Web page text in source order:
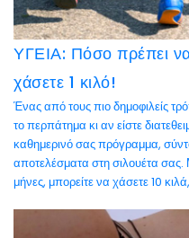
ΥΓΕΙΑ: Πόσο πρέπει
χάσετε 1 κιλό!
Ένας από τους πιο δημοφιλείς
το περπάτημα κι αν είστε
καθημερινό σας πρόγραμμα,
αποτελέσματα στη σιλουέτα
μήνες, μπορείτε να χάσετε 10